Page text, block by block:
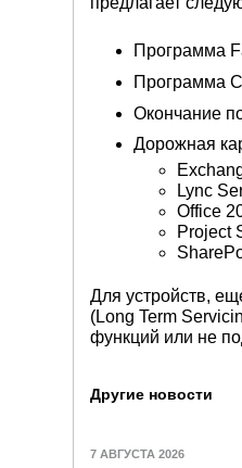
Программа
Программа
Окончание
Дорожная
Lync
Office
Project
Для устройств,
(Long Term
функций или не
Другие новости
7 АВГУСТА 2026